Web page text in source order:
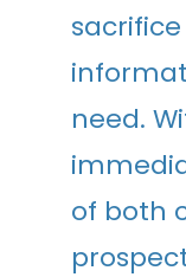
need.
of both